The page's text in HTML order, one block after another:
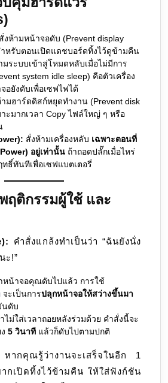
สั่งห้ามหน้าจอดับ (Prevent display
ำหรับตอนเปิดแดชบอร์ดทิ้งไว้ดูข้ามคืน
มระบบเข้าสู่โหมดหลับเมื่อไม่มีการ
system idle sleep) คือตัวเครื่อง
อยังดับเพื่อเซฟไฟได้
มฮาร์ดดิสก์หยุดทำงาน (Prevent disk
าะมากเวลา Copy ไฟล์ใหญ่ ๆ หรือ
สั่งห้ามเครื่องหลับ เฉพาะตอนที่
อยู่เท่านั้น ถ้าถอดปลั๊กเมื่อไหร่
ธิ์ทันทีเพื่อเซฟแบตเตอรี่
ฤติกรรมผู้ใช้ และ
คำสั่งแกล้งทำเป็นว่า “ฉันยังนั่ง
ะ!”
หน้าจอคุณดับไปแล้ว การใช้
จะเป็นการปลุกหน้าจอให้สว่างขึ้นมา
นดับ
ไม่ใส่เวลาถอยหลังร่วมด้วย คำสั่งนี้จะ
5 วินาที แล้วก็ดับไปตามปกติ
หากคุณรู้ว่างานจะเสร็จในอีก 1
กเปิดทิ้งไว้ข้ามคืน ให้ใส่ฟังก์ชัน